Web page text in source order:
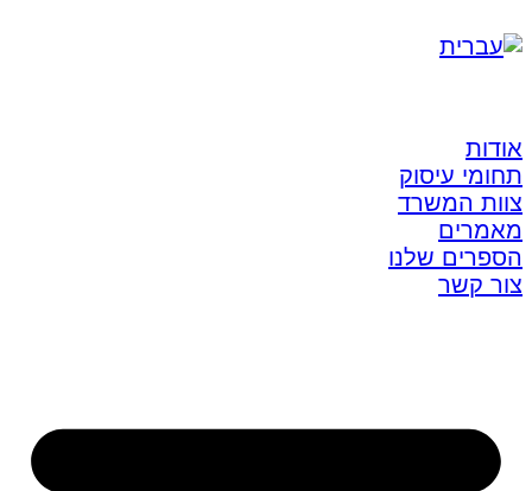
אודות
תחומי עיסוק
צוות המשרד
מאמרים
הספרים שלנו
צור קשר